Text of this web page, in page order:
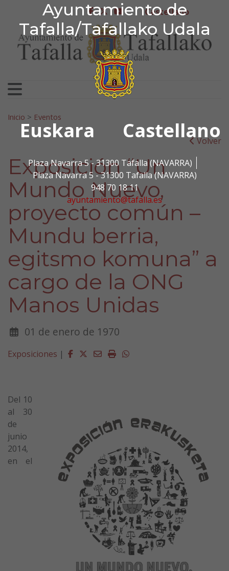
Ayuntamiento de
Tafalla/Tafallako Udala
Euskara Castellano
Plaza Navarra 5 - 31300 Tafalla (NAVARRA)
Plaza Navarra 5 - 31300 Tafalla (NAVARRA)
948 70 18 11
ayuntamiento@tafalla.es
Ir al contenido
Ayuntamiento de
facebook
twitter
youtubeCastellano
Search for:
Inicio > Eventos
Volver
Exposición “Un
Mundo Nuevo,
proyecto común –
Mundu berria,
egitsmo komuna” a
cargo de la ONG
Manos Unidas
01 de enero de 1970
Exposiciones | Facebook
Twitter
EmailImprimirWhatsapp
Del 10
al 30
de
junio
2014,
en el